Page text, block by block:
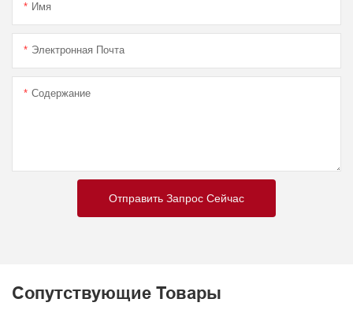
Имя
Электронная Почта
Содержание
Отправить Запрос Сейчас
Сопутствующие Товары